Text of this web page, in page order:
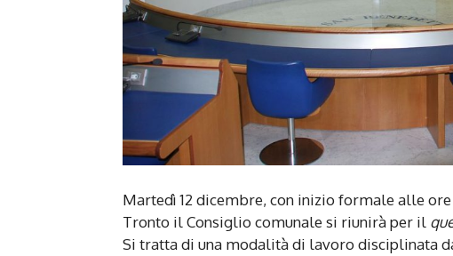
Martedì 12 dicembre, con inizio formale alle
Tronto il Consiglio comunale si riunirà per il
Si tratta di una modalità di lavoro disciplinata